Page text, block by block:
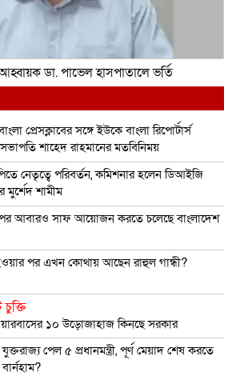
ডা. পাভেল হাসপাতালে ভর্তি
প্রেসক্লাবের সঙ্গে ইউকে বাংলা রিপোর্টার্স
শাহেদ রাহমানের মতবিনিময়
নেতৃত্বে পরিবর্তন, কমিশনার হলেন ডিআইজি
মুর্শেদ শামীম
আবারও সাফ আয়োজন করতে চলেছে বাংলাদেশ
পর এখন কোথায় আছেন রাহুল গান্ধী?
১০ উড়োজাহাজ কিনছে সরকার
পেল ৫ প্রধানমন্ত্রী, পূর্ণ মেয়াদ শেষ করতে